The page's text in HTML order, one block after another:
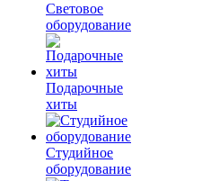
Световое
оборудование
Подарочные
хиты
Студийное
оборудование